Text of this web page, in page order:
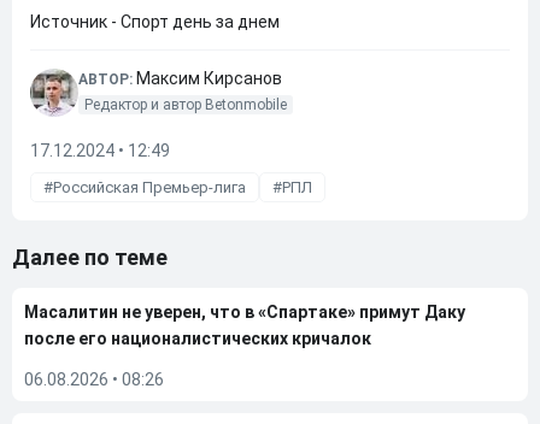
Источник - Спорт день за днем
АВТОР: Максим Кирсанов
Редактор и автор Betonmobile
17.12.2024 • 12:49
Российская Премьер-лига РПЛ
Далее по теме
Масалитин не уверен, что в «Спартаке» примут Даку
после его националистических кричалок
06.08.2026 • 08:26